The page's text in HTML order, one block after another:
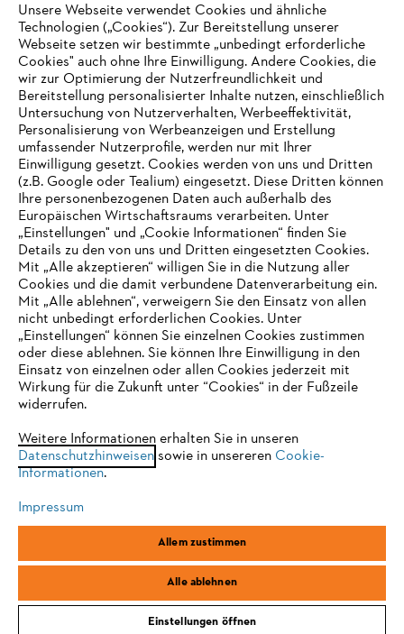
Zahlungsmöglichkeiten
Unternehmen
Online Shop
Service
Allgemeine Geschäftsbedingungen
Impressum Cookies Rechtliche Informationen
STIHL Vertriebszentrale AG & Co. KG, D-64807 Dieburg
IHR BROWSER WIRD NICHT
UNTERSTÜTZT
eine optimale Nutzung unserer Seite empfehlen wir Ihnen, zu
einem der folgenden Browser zu wechseln:
Firefox Chrome
Unsere Webseite verwendet Cookies und ähnliche
Technologien („Cookies“). Zur Bereitstellung unserer
Webseite setzen wir bestimmte „unbedingt erforderliche
Cookies" auch ohne Ihre Einwilligung. Andere Cookies, die
wir zur Optimierung der Nutzerfreundlichkeit und
Bereitstellung personalisierter Inhalte nutzen, einschließlich
Untersuchung von Nutzerverhalten, Werbeeffektivität,
Personalisierung von Werbeanzeigen und Erstellung
umfassender Nutzerprofile, werden nur mit Ihrer
Einwilligung gesetzt. Cookies werden von uns und Dritten
(z.B. Google oder Tealium) eingesetzt. Diese Dritten können
Ihre personenbezogenen Daten auch außerhalb des
Europäischen Wirtschaftsraums verarbeiten. Unter
„Einstellungen" und „Cookie Informationen“ finden Sie
Details zu den von uns und Dritten eingesetzten Cookies.
Mit „Alle akzeptieren“ willigen Sie in die Nutzung aller
Cookies und die damit verbundene Datenverarbeitung ein.
Mit „Alle ablehnen“, verweigern Sie den Einsatz von allen
nicht unbedingt erforderlichen Cookies. Unter
„Einstellungen“ können Sie einzelnen Cookies zustimmen
oder diese ablehnen. Sie können Ihre Einwilligung in den
Einsatz von einzelnen oder allen Cookies jederzeit mit
Wirkung für die Zukunft unter “Cookies“ in der Fußzeile
widerrufen.
Weitere Informationen erhalten Sie in unseren
Datenschutzhinweisensowie in unsereren Cookie-
Informationen.
Impressum
Allem zustimmen
Alle ablehnen
Einstellungen öffnen